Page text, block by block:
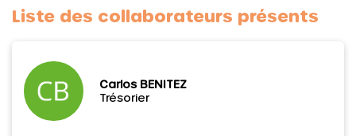
Liste des collaborateurs présents
Carlos BENITEZ
Trésorier